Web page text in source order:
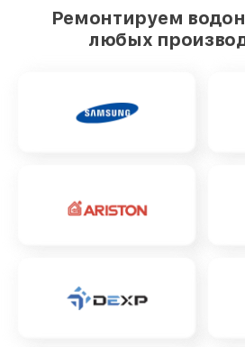
Ремонтируем
любых